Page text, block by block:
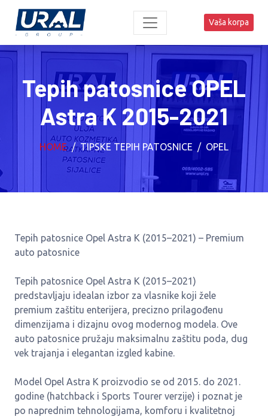
Vaša korpa
Tepih patosnice OPEL
Astra K 2015-2021
HOME TIPSKE TEPIH PATOSNICE OPEL
Tepih patosnice Opel Astra K (2015–2021) – Premium
auto patosnice
Tepih patosnice Opel Astra K (2015–2021)
predstavljaju idealan izbor za vlasnike koji žele
premium zaštitu enterijera, precizno prilagođenu
dimenzijama i dizajnu ovog modernog modela. Ove
auto patosnice pružaju maksimalnu zaštitu poda, dug
vek trajanja i elegantan izgled kabine.
Model Opel Astra K proizvodio se od 2015. do 2021.
godine (hatchback i Sports Tourer verzije) i poznat je
po naprednim tehnologijama, komforu i kvalitetnoj